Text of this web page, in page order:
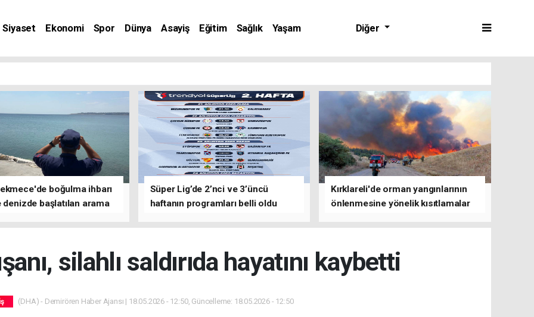
Siyaset Ekonomi Spor Dünya Asayiş Eğitim Sağlık
Yaşam
Diğer
boğulma ihbarı
başlatılan arama
Süper Lig’de 2’nci ve 3’üncü
haftanın programları belli oldu
Kırklareli'de orman yangınlarının
önlenmesine yönelik kısıtlamalar
silahlı saldırıda hayatını kaybetti
(DHA) - Demirören Haber Ajansı | 18.05.2026 - 12:50, Güncelleme: 18.05.2026 - 12:50